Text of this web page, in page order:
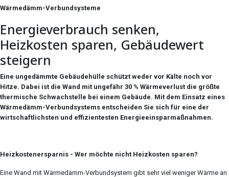
Wärmedämm-Verbundsysteme
Energieverbrauch senken,
Heizkosten sparen, Gebäudewert
steigern
Eine ungedämmte Gebäudehülle schützt weder vor Kälte noch vor
Hitze. Dabei ist die Wand mit ungefähr 30 % Wärmeverlust die größte
thermische Schwachstelle bei einem Gebäude. Mit dem Einsatz eines
Wärmedämm-Verbundsystems entscheiden Sie sich für eine der
wirtschaftlichsten und effizientesten Energieeinsparmaßnahmen.
Heizkostenersparnis - Wer möchte nicht Heizkosten sparen?
Eine Wand mit Wärmedämm-Verbundsystem gibt sehr viel weniger Wärme an